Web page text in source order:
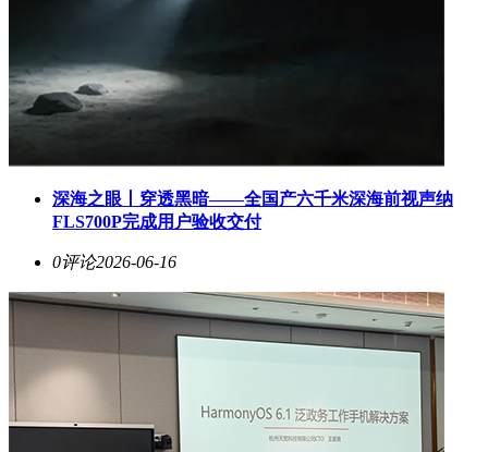
深海之眼丨穿透黑暗——全国产六千米深海前视声纳
FLS700P完成用户验收交付
0评论2026-06-16